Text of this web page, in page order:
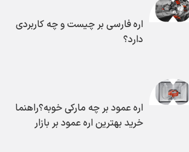
اره فارسی بر چیست و چه کاربردی
دارد؟
اره عمود بر چه مارکی خوبه؟راهنما
خرید بهترین اره عمود بر بازار